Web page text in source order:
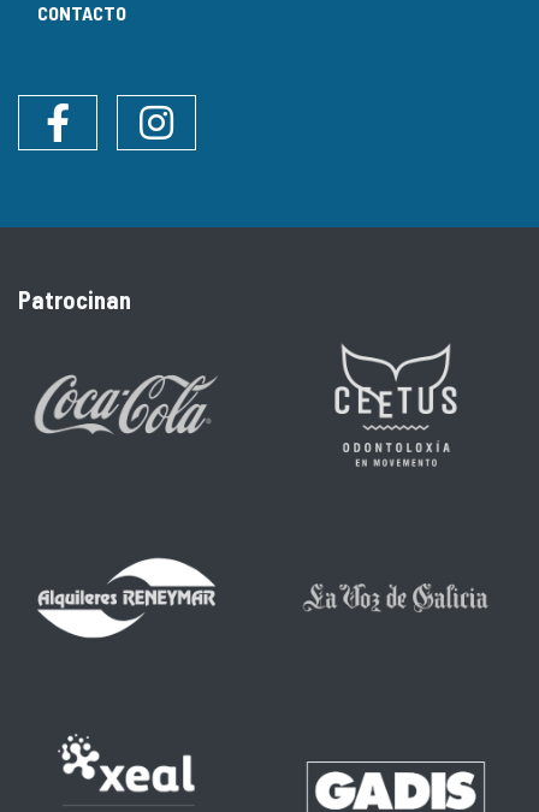
CONTACTO
Instagram
Patrocinan